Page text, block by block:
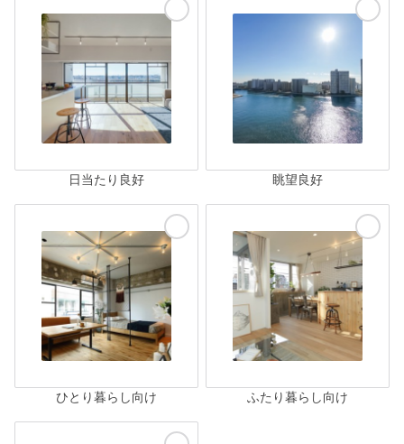
日当たり良好 眺望良好
ひとり暮らし向け ふたり暮らし向け